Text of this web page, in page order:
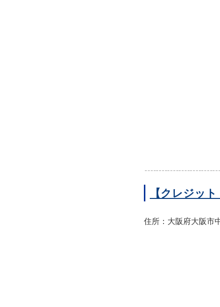
【クレジッ
住所：大阪府大阪市